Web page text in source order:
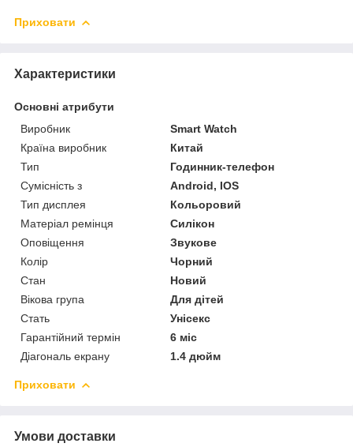
Приховати
Характеристики
Основні атрибути
Виробник
Smart Watch
Країна виробник
Китай
Тип
Годинник-телефон
Сумісність з
Android, IOS
Тип дисплея
Кольоровий
Матеріал ремінця
Силікон
Оповіщення
Звукове
Колір
Чорний
Стан
Новий
Вікова група
Для дітей
Стать
Унісекс
Гарантійний термін
6 міс
Діагональ екрану
1.4 дюйм
Приховати
Умови доставки